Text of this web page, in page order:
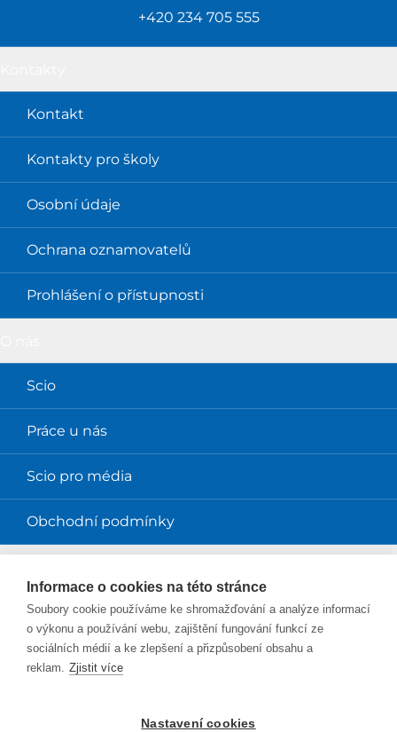
+420 234 705 555
Kontakt
Kontakty pro školy
Osobní údaje
Ochrana oznamovatelů
Prohlášení o přístupnosti
Scio
Práce u nás
Scio pro média
Obchodní podmínky
Magazín Perpetuum
Blog Smysl v práci
Informace o cookies na této stránce
Soubory cookie používáme ke shromažďování a analýze informací
o výkonu a používání webu, zajištění fungování funkcí ze
sociálních médií a ke zlepšení a přizpůsobení obsahu a
reklam. Zjistit více
Nastavení cookies